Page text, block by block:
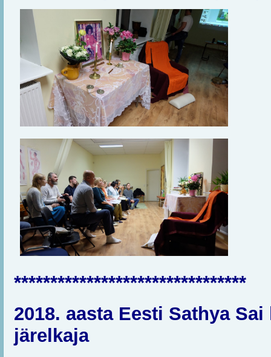
********************************
2018. aasta Eesti Sathya
järelkaja